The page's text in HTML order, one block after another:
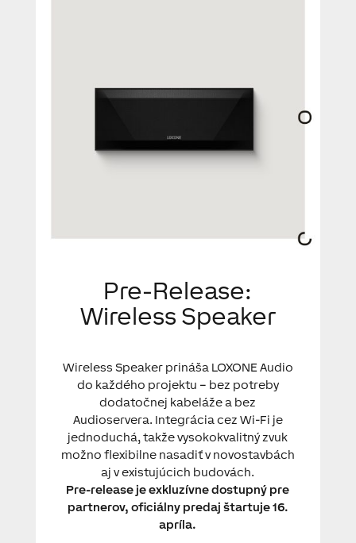
Pre-Release:
Wireless Speaker
Wireless Speaker prináša LOXONE Audio
do každého projektu – bez potreby
dodatočnej kabeláže a bez
Audioservera. Integrácia cez Wi-Fi je
jednoduchá, takže vysokokvalitný zvuk
možno flexibilne nasadiť v novostavbách
aj v existujúcich budovách.
Pre-release je exkluzívne dostupný pre
partnerov, oficiálny predaj štartuje 16.
apríla.